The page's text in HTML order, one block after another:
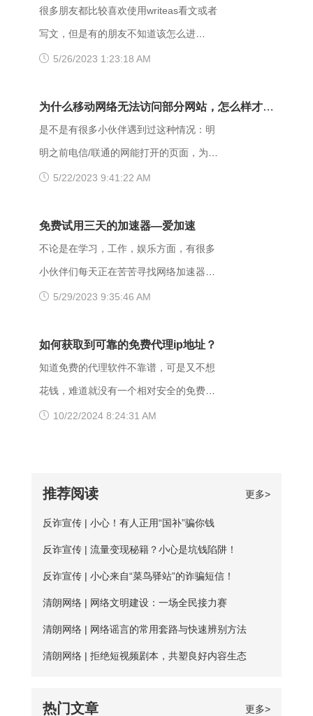
Forbidden是HTTP协议中的一个状态码
(Status Code)。可以简单的理解为没有权
限访问此站。该状态表示服务器理解了本
重发给服务器。在HTTP请求的方法不
是“HEAD”，并且服务器想让客户端知道为
什么没有权限的情况下，服务器应该在返
很多朋友都比较喜欢使用writeas看文或者
写文，但是有的朋友不知道该怎么进
writeas，或者是遇到网站打不开的情况。
有用的解决方法，大家可以试试看。
【解决方法】 （一）、更换网址后缀 有
很多用户发现收藏夹里的writeas网站打不
开，大家可以把原来的网址后缀更换成
了。 （二）、更换网络 据部分小伙伴们
反馈，wifi网不好打开网站，需要切换成流
量，如果换流量也不好使的话，推荐大家
5/26/2023 1:23:18 AM
为什么移动网络无法访问部分网站，怎么样才能
解决呢？
是不是有很多小伙伴遇到过这种情况：明
明之前电信/联通的网能打开的页面，为什
么换了移动网后就进不去了呢？是什么原
页面打不开可能和以下两点有关系：其
一，可能是网间互联出口质量差，移动用
户访问电信联通资源对方设置网络限制；
另外也可能是有些小网站在配置.dns服务
析无结果，这种网站一般都是小网站，对
移动dns扩容的dns地址段不识别，解析无
响应或者无结果。 要解决移动网络无法
络，打开“属性”框。找到并点击“Internet协
议版本4（TCP/IPv4）”选项，点击“属
性”按钮。勾选“使用下面的DNS服务器地
5/22/2023 9:41:22 AM
免费试用三天的加速器—爱加速
不论是在学习，工作，娱乐方面，有很多
小伙伴们每天正在苦苦寻找网络加速器，
今天给大家推荐一个好用的加速器——爱
时间，大家可以在这段时间里摸索合适自
己的服务器，再决定是否要购买套餐服
务。 很多人为图方便，或者由于资金原
因，选择使用免费加速工具，殊不知无论
障：免费服务器在隐匿方面比较薄弱；
二、服务器可用率低：服务器的购买与维
护是需要一定资金的，真正可用的免费服
务器数量并不多； 三、连接不稳定：免
保障能力弱。 【爱加速的优点】 大家如
用爱加速。爱加速作为国内加速器软件的
5/29/2023 9:35:46 AM
如何获取到可靠的免费代理ip地址？
知道免费的代理软件不靠谱，可是又不想
花钱，难道就没有一个相对安全的免费代
理ip地址获取方法吗？虽然靠谱的代理ip软
会是更好的选择。爱加速一直坚持提供免
费试用服务，精心挑选出50多台免费服务
器，用户每天都能免费连接使用。普通用
户每天的免费时长为20分钟，若是新用
入详细列表页，你会发现免费服务器后方
10/22/2024 8:24:31 AM
推荐阅读 更多>
反诈宣传 | 小心！有人正用“国补”骗你钱
反诈宣传 | 流量变现秘籍？小心是坑钱陷阱！
反诈宣传 | 小心来自“菜鸟驿站”的诈骗短信！
清朗网络 | 网络文明建设：一场全民接力赛
清朗网络 | 网络谣言的常用套路与快速辨别方法
清朗网络 | 拒绝短视频剧本，共塑良好内容生态
热门文章 更多>